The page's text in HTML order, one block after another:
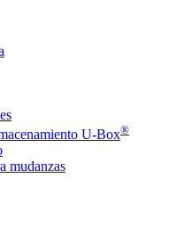
U-Box®
mudanzas